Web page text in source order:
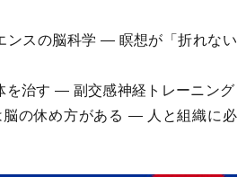
ンスの脳科学 ― 瞑想が「折れない
を治す ― 副交感神経トレーニング
脳の休め方がある ― 人と組織に必